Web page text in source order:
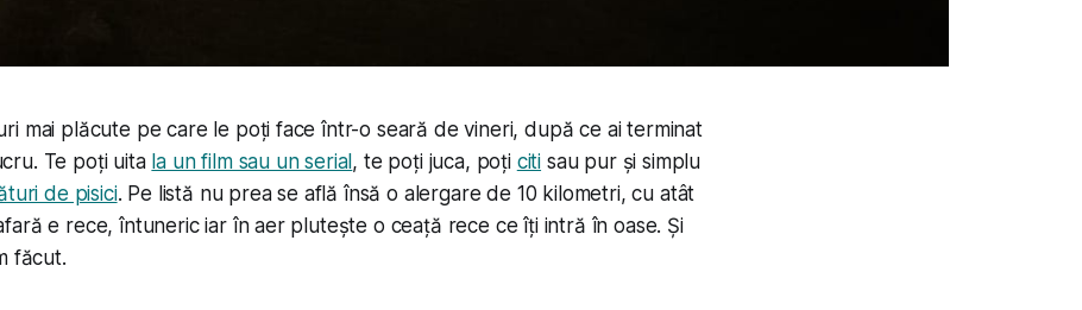
mai plăcute pe care le poți face într-o seară de vineri, după ce ai terminat
Te poți uita la un film sau un serial , te poți juca, poți citi sau pur și simplu
de pisici. Pe listă nu prea se află însă o alergare de 10 kilometri, cu atât
e rece, întuneric iar în aer plutește o ceață rece ce îți intră în oase. Și
făcut.